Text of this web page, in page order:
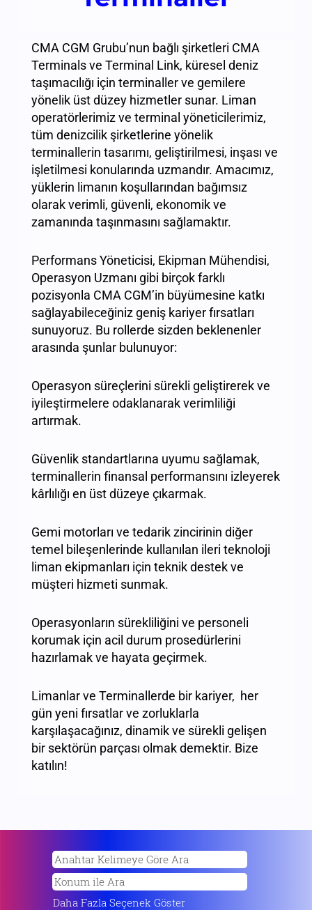
CMA CGM Grubu’nun bağlı şirketleri CMA
Terminals ve Terminal Link, küresel deniz
taşımacılığı için terminaller ve gemilere
yönelik üst düzey hizmetler sunar. Liman
operatörlerimiz ve terminal yöneticilerimiz,
tüm denizcilik şirketlerine yönelik
terminallerin tasarımı, geliştirilmesi, inşası ve
işletilmesi konularında uzmandır. Amacımız,
yüklerin limanın koşullarından bağımsız
olarak verimli, güvenli, ekonomik ve
zamanında taşınmasını sağlamaktır.
Performans Yöneticisi, Ekipman Mühendisi,
Operasyon Uzmanı gibi birçok farklı
pozisyonla CMA CGM’in büyümesine katkı
sağlayabileceğiniz geniş kariyer fırsatları
sunuyoruz. Bu rollerde sizden beklenenler
arasında şunlar bulunuyor:
Operasyon süreçlerini sürekli geliştirerek ve
iyileştirmelere odaklanarak verimliliği
artırmak.
Güvenlik standartlarına uyumu sağlamak,
terminallerin finansal performansını izleyerek
kârlılığı en üst düzeye çıkarmak.
Gemi motorları ve tedarik zincirinin diğer
temel bileşenlerinde kullanılan ileri teknoloji
liman ekipmanları için teknik destek ve
müşteri hizmeti sunmak.
Operasyonların sürekliliğini ve personeli
korumak için acil durum prosedürlerini
hazırlamak ve hayata geçirmek.
Limanlar ve Terminallerde bir kariyer, her
gün yeni fırsatlar ve zorluklarla
karşılaşacağınız, dinamik ve sürekli gelişen
bir sektörün parçası olmak demektir. Bize
katılın!
Daha Fazla Seçenek Göster